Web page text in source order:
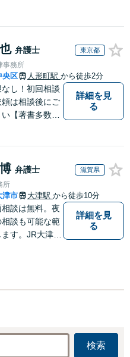
弁護士 東京都
事務所
央区 人形町駅 から徒歩2分
なし！初回相談
は相談後にご
【著書多数】
遺産分割・相
分なども、基
りやすくご説明
町駅2分】
詳細を見
る
弁護士 滋賀県
所
津市 大津駅 から徒歩10分
談は無料。夜
談も可能な範
す。JR大津駅
詳細を見
る
検索